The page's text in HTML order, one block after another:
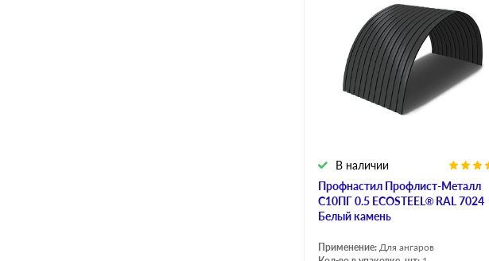
Профнастил Профлист-Металл
C10ПГ 0.5 ECOSTEEL® RAL 7024
Белый камень
В наличии
Применение: Для ангаров